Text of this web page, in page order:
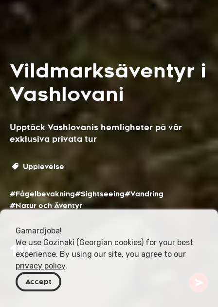
Vildmarksäventyr i
Vashlovani
Upptäck Vashlovanis hemligheter på vår
exklusiva privata tur
Upplevelse
#Fågelbevakning#Sightseeing#Vandring
#Natur och Äventyr
111 Från
USD
Gamardjoba!
We use Gozinaki (Georgian cookies) for your best
experience. By using our site, you agree to our
privacy policy.
Accept